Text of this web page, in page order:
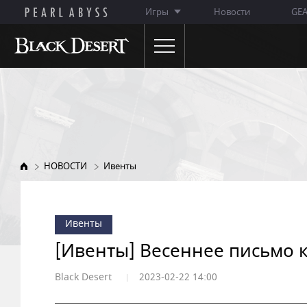
Игры Новости
Ивенты
Премиум-магазин
WIKI
НОВОСТИ Ивенты
Ивенты
[Ивенты] Весеннее письмо
Black Desert 2023-02-22 14:00